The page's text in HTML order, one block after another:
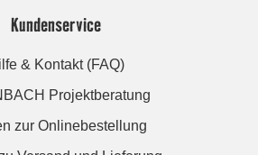
Kundenservice
& Kontakt (FAQ)
Projektberatung
zur Onlinebestellung